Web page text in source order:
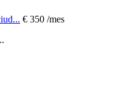
€ 350 /mes